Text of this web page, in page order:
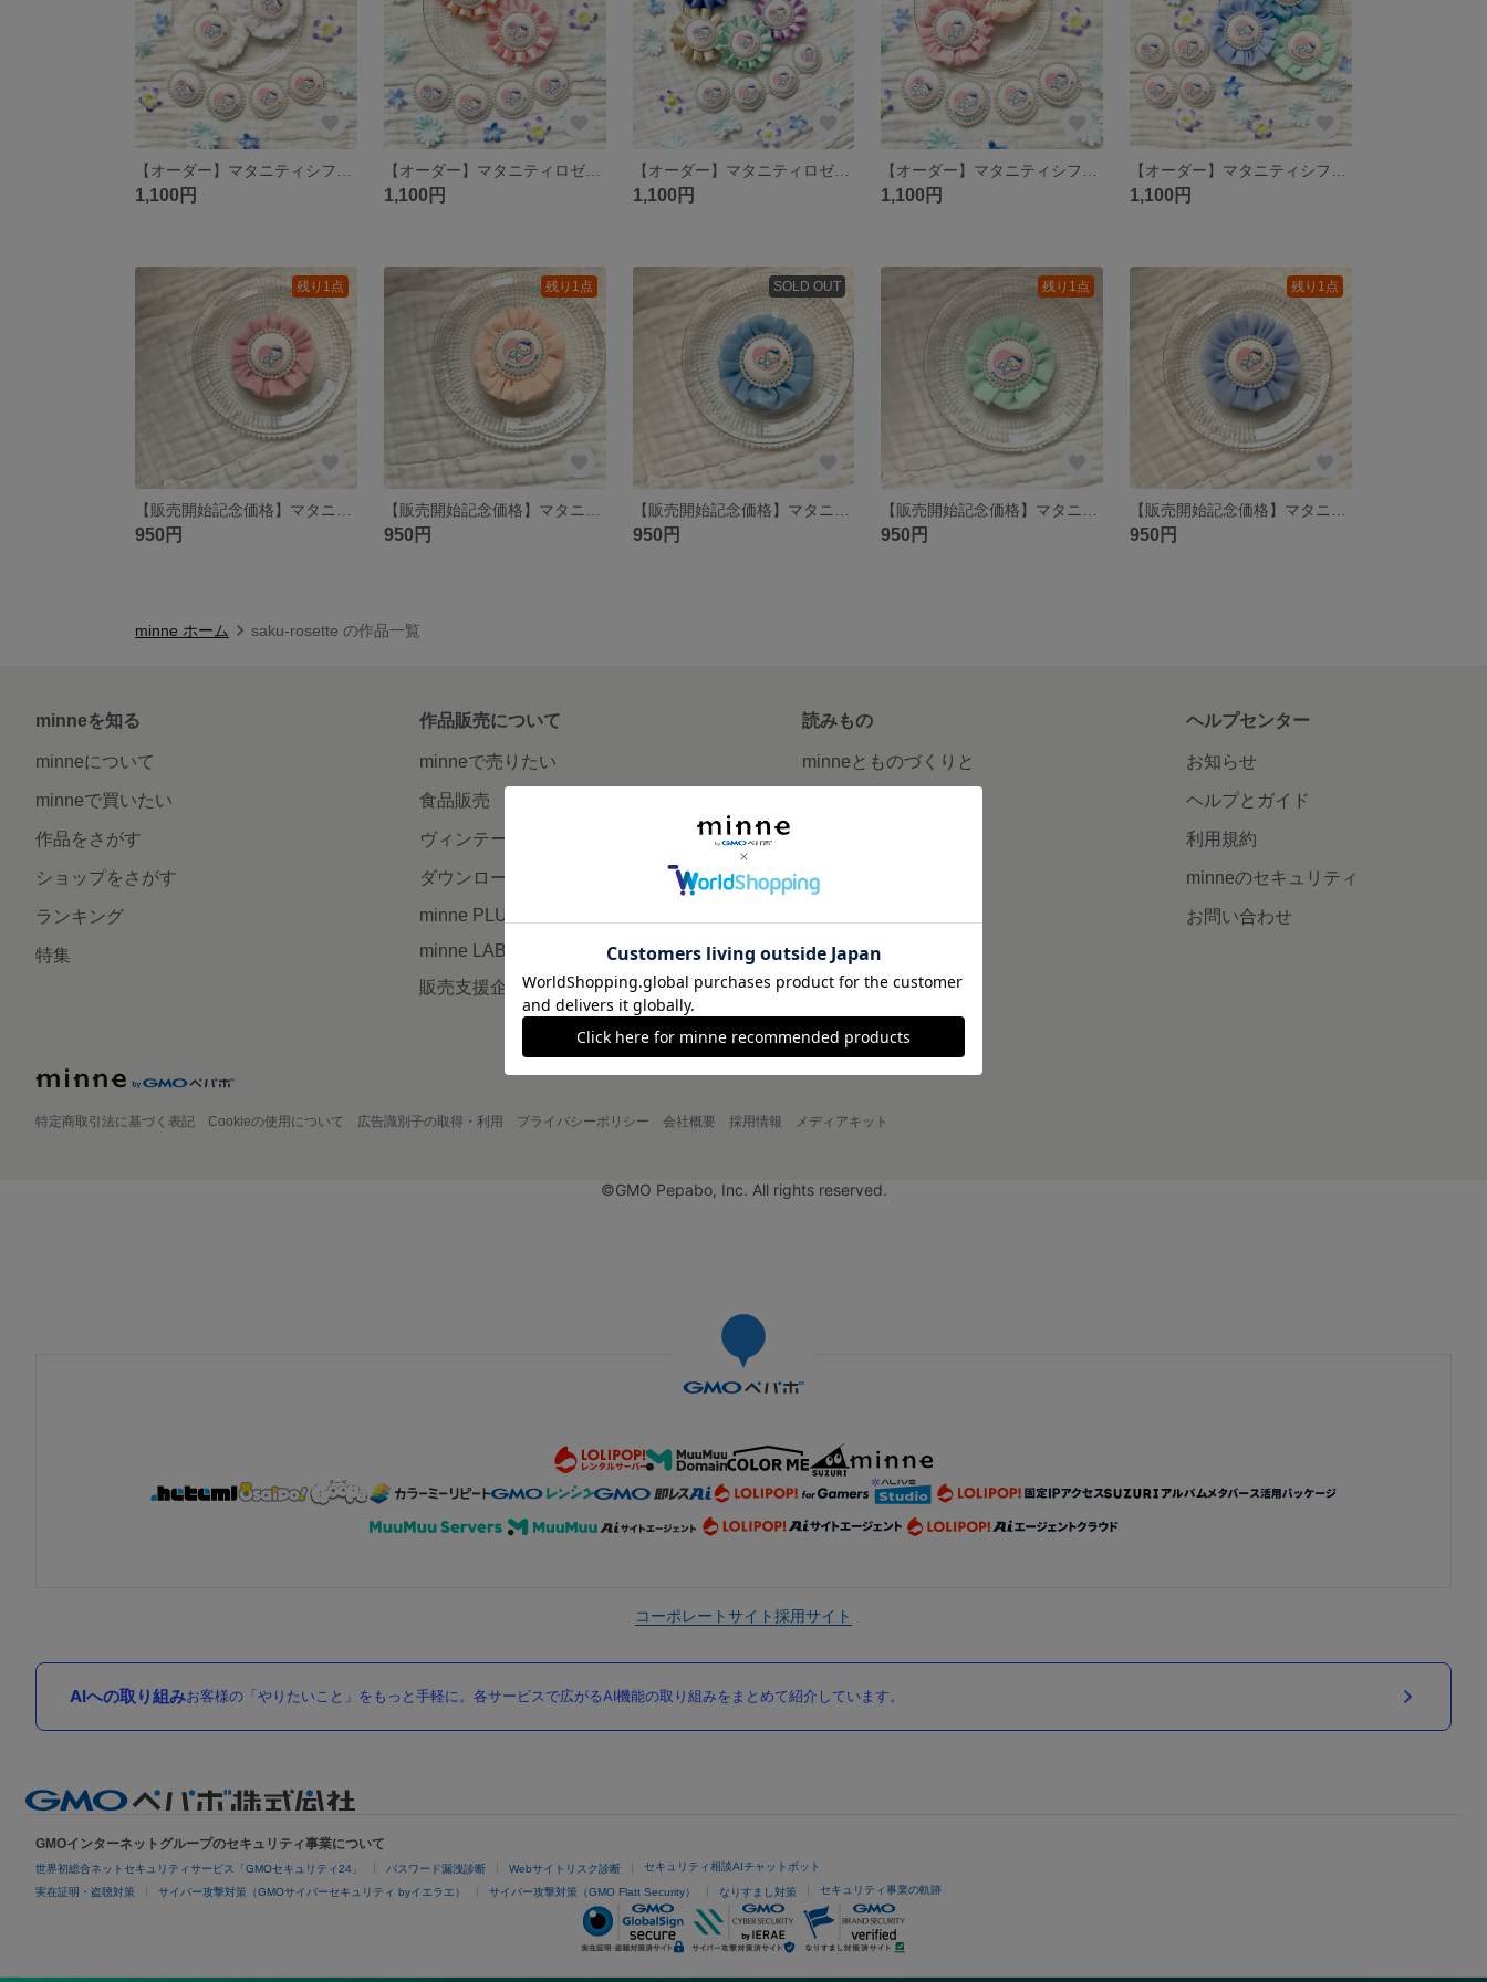
1,100円
【オーダー】マタニティロゼット
1,100円
【オーダー】マタニティロゼット
1,100円 1,100円 1,100円
残り1点
950円
残り1点
950円
SOLD OUT
950円
残り1点
950円
残り1点
950円
minne ホーム saku-rosette の作品一覧
minneを知る
minneについて
minneで買いたい
作品をさがす
ショップをさがす
ランキング
特集
作品販売について
minneで売りたい
食品販売
ヴィンテージ販売
ダウンロード販売
minne PLUS
minne LAB
販売支援企画・イベント
読みもの
minneとものづくりと
minneの本
広告出稿について
ヘルプセンター
お知らせ
ヘルプとガイド
利用規約
minneのセキュリティ
お問い合わせ
特定商取引法に基づく表記 Cookieの使用について 広告識別子の取得・利用 プライバシーポリシー 会社概要 採用情報 メディアキット
©GMO Pepabo, Inc. All rights reserved.
コーポレートサイト採用サイト
AIへの取り組みお客様の「やりたいこと」をもっと手軽に。各サービスで広がるAI機能の取り組みをまとめて紹介しています。
GMOインターネットグループのセキュリティ事業について
世界初総合ネットセキュリティサービス「GMOセキュリティ24」 パスワード漏洩診断 Webサイトリスク診断 セキュリティ相談AIチャットボット
実在証明・盗聴対策 サイバー攻撃対策（GMOサイバーセキュリティ byイエラエ） サイバー攻撃対策（GMO Flatt Security） なりすまし対策 セキュリティ事業の軌跡